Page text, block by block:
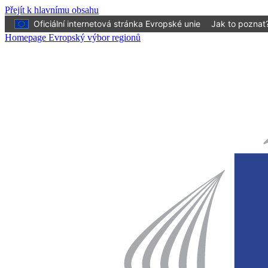
Přejít k hlavnímu obsahu
Oficiální internetová stránka Evropské unie
Jak to
Homepage Evropský výbor regionů